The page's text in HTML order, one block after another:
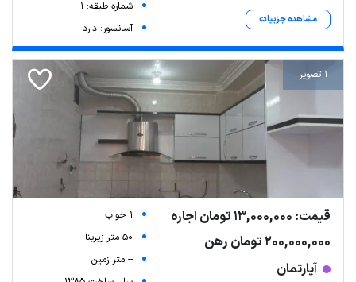
مشاهده جزییات
شماره طبقه: 1
آسانسور: دارد
1 تصویر
قیمت: 13,000,000 تومان اجاره
200,000,000 تومان رهن
آپارتمان
1 خواب
50 متر زیربنا
-- متر زمین